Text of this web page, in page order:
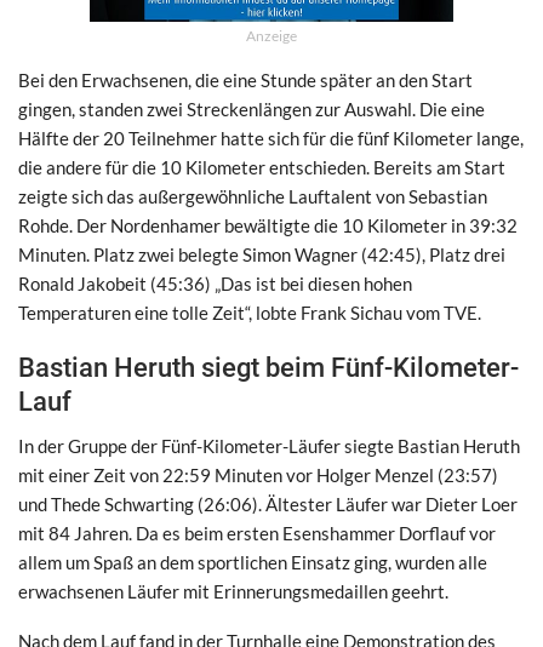
Anzeige
Bei den Erwachsenen, die eine Stunde später an den Start
gingen, standen zwei Streckenlängen zur Auswahl. Die eine
Hälfte der 20 Teilnehmer hatte sich für die fünf Kilometer lange,
die andere für die 10 Kilometer entschieden. Bereits am Start
zeigte sich das außergewöhnliche Lauftalent von Sebastian
Rohde. Der Nordenhamer bewältigte die 10 Kilometer in 39:32
Minuten. Platz zwei belegte Simon Wagner (42:45), Platz drei
Ronald Jakobeit (45:36) „Das ist bei diesen hohen
Temperaturen eine tolle Zeit“, lobte Frank Sichau vom TVE.
Bastian Heruth siegt beim Fünf-Kilometer-
Lauf
In der Gruppe der Fünf-Kilometer-Läufer siegte Bastian Heruth
mit einer Zeit von 22:59 Minuten vor Holger Menzel (23:57)
und Thede Schwarting (26:06). Ältester Läufer war Dieter Loer
mit 84 Jahren. Da es beim ersten Esenshammer Dorflauf vor
allem um Spaß an dem sportlichen Einsatz ging, wurden alle
erwachsenen Läufer mit Erinnerungsmedaillen geehrt.
Nach dem Lauf fand in der Turnhalle eine Demonstration des